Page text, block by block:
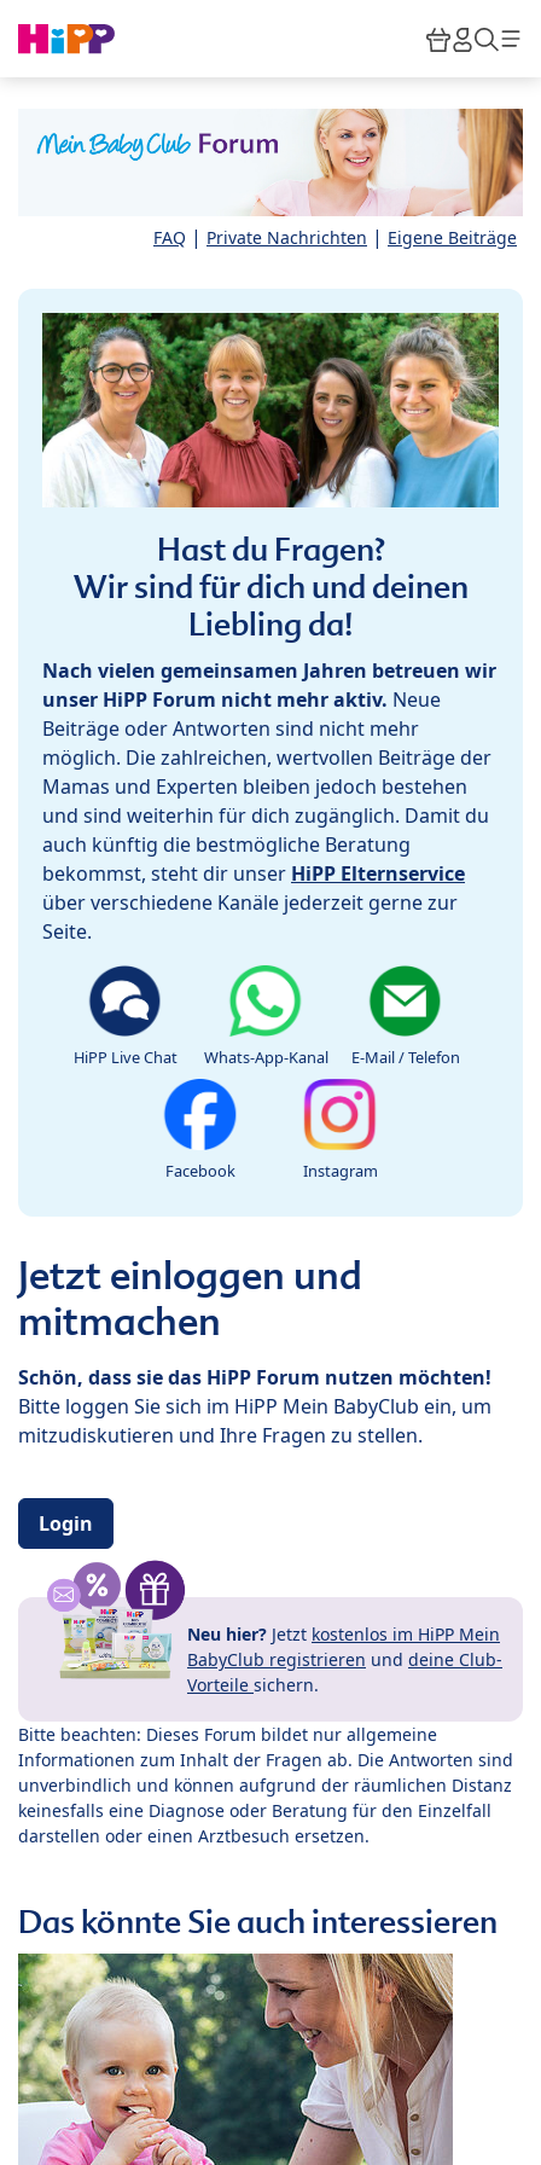
HiPP
FAQ | Private Nachrichten | Eigene Beiträge
Hast du Fragen?
Wir sind für dich und deinen
Liebling da!
Nach vielen gemeinsamen Jahren betreuen wir
unser HiPP Forum nicht mehr aktiv. Neue
Beiträge oder Antworten sind nicht mehr
möglich. Die zahlreichen, wertvollen Beiträge der
Mamas und Experten bleiben jedoch bestehen
und sind weiterhin für dich zugänglich. Damit du
auch künftig die bestmögliche Beratung
bekommst, steht dir unser HiPP Elternservice
über verschiedene Kanäle jederzeit gerne zur
Seite.
HiPP Live Chat Whats-App-Kanal E-Mail / Telefon
Facebook Instagram
Jetzt einloggen und
mitmachen
Schön, dass sie das HiPP Forum nutzen möchten!
Bitte loggen Sie sich im HiPP Mein BabyClub ein, um
mitzudiskutieren und Ihre Fragen zu stellen.
Login
Neu hier? Jetzt kostenlos im HiPP Mein
BabyClub registrieren und deine Club-
Vorteile sichern.
Bitte beachten: Dieses Forum bildet nur allgemeine
Informationen zum Inhalt der Fragen ab. Die Antworten sind
unverbindlich und können aufgrund der räumlichen Distanz
keinesfalls eine Diagnose oder Beratung für den Einzelfall
darstellen oder einen Arztbesuch ersetzen.
Das könnte Sie auch interessieren